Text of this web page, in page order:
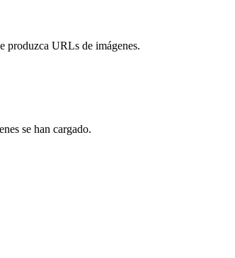
produzca URLs de imágenes.
se han cargado.